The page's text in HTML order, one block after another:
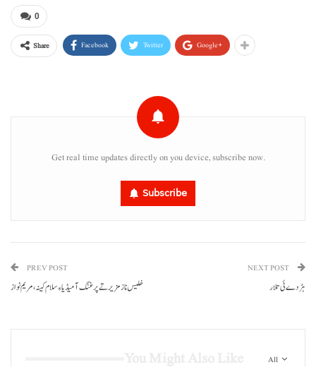
0
Share Facebook Twitter Google+
Get real time updates directly on you device, subscribe now.
Subscribe
PREV POST
خلیس نا زمزیر تے پرغنگ آ میڈیا ءِ سلام کینہ، مریم نواز
NEXT POST
ہڑدے ئی تلار
All